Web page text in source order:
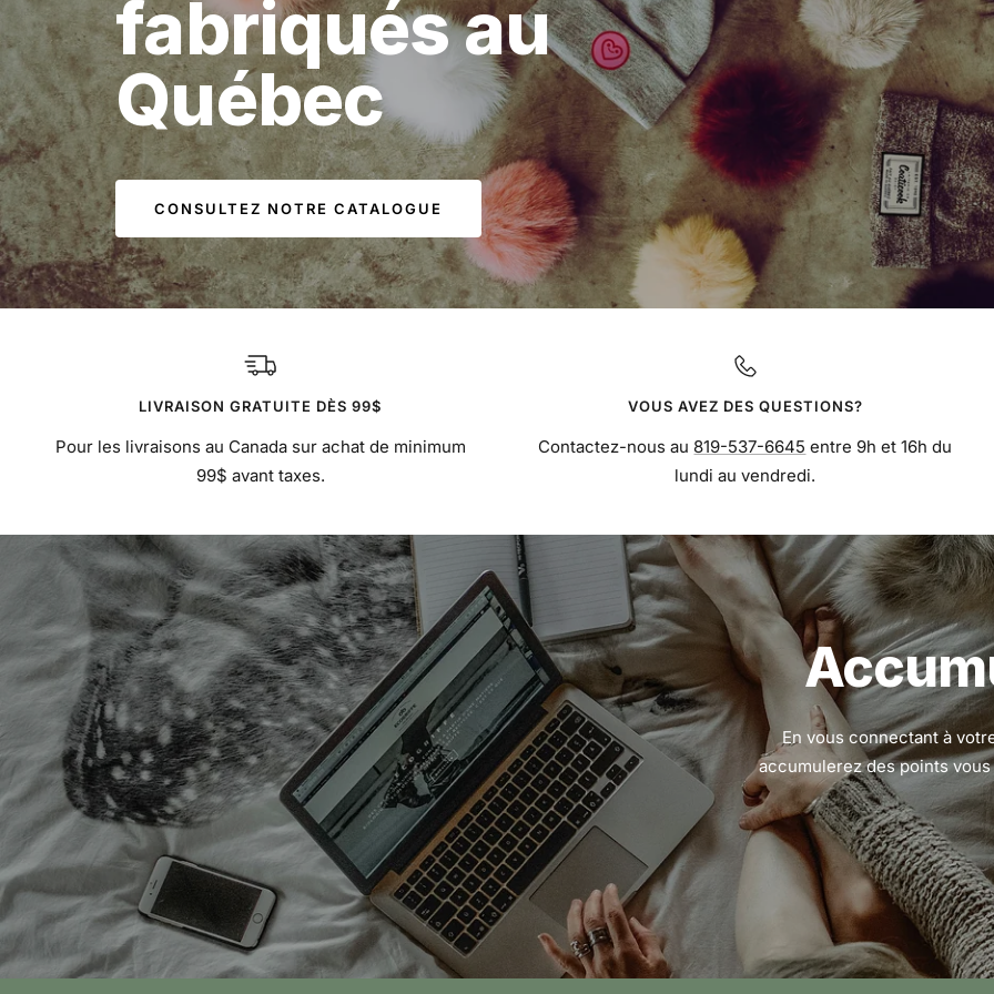
fabriqués au
Québec
CONSULTEZ NOTRE CATALOGUE
LIVRAISON GRATUITE DÈS 99$
Pour les livraisons au Canada sur achat de minimum
99$ avant taxes.
VOUS AVEZ DES QUESTIONS?
Contactez-nous au 819-537-6645 entre 9h et 16h du
lundi au vendredi.
En vous connectant à
accumulerez des points